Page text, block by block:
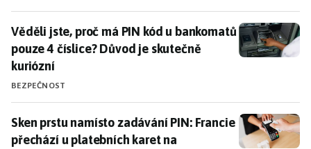
Věděli jste, proč má PIN kód u bankomatů pouze 4
Věděli jste, proč má PIN kód u bankomatů
pouze 4 číslice? Důvod je skutečně
kuriózní
BEZPEČNOST
Sken prstu namísto zadávání PIN: Francie přechází
Sken prstu namísto zadávání PIN: Francie
přechází u platebních karet na